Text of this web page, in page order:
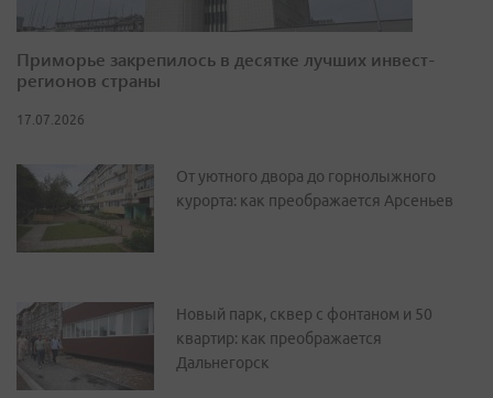
Приморье закрепилось в десятке лучших инвест-
регионов страны
17.07.2026
От уютного двора до горнолыжного
курорта: как преображается Арсеньев
Новый парк, сквер с фонтаном и 50
квартир: как преображается
Дальнегорск